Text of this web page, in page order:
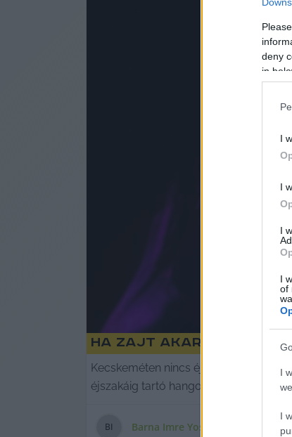
deny
in
I
I
I
I
of
I
I
Ha zajt akartok – mit
Kecskeméten nincs éjszakai élet,
éjszakáig tartó hangoskodásra
BI Barna Imre Yossarian